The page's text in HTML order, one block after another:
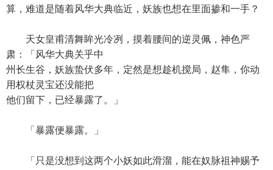
算，难道是随着风华大典临近，妖族也想在里面掺和一手？
天女皇甫清舞眸光冷冽，摸着腰间的逆灵佩，神色严
肃：「风华大典关乎中
州长生谷，妖族蛰伏多年，定然是想趁机搅局，赵隼，你动
用权杖灵宝还没能把
他们留下，已经暴露了。」
「暴露便暴露。」
「只是没想到这两个小妖如此滑溜，能在奴脉祖神赐予